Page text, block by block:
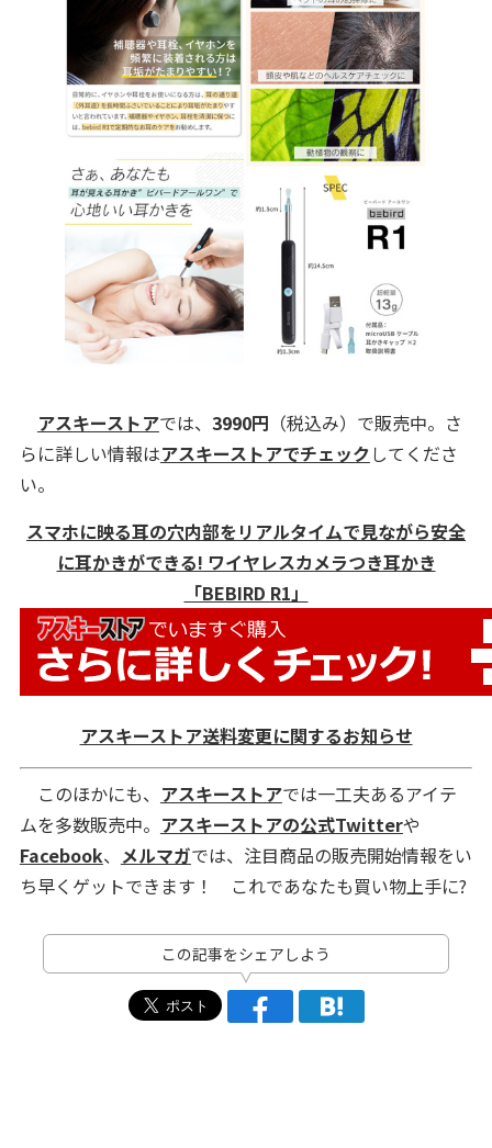
アスキーストアでは、 3990円 （税込み）で販売中。さ
らに詳しい情報はアスキーストアでチェックしてくださ
い。
スマホに映る耳の穴内部をリアルタイムで見ながら安全
に耳かきができる! ワイヤレスカメラつき耳かき
「BEBIRD R1」
アスキーストア送料変更に関するお知らせ
このほかにも、 アスキーストアでは一工夫あるアイテ
ムを多数販売中。 アスキーストアの公式Twitterや
Facebook、 メルマガでは、注目商品の販売開始情報をい
ち早くゲットできます！ これであなたも買い物上手に?
この記事をシェアしよう